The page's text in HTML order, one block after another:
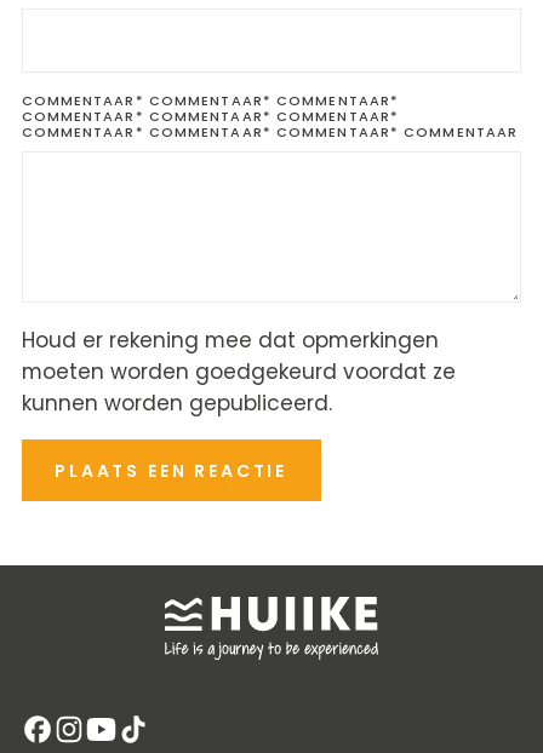
COMMENTAAR* COMMENTAAR* COMMENTAAR*
COMMENTAAR* COMMENTAAR* COMMENTAAR*
COMMENTAAR* COMMENTAAR* COMMENTAAR* COMMENTAAR
Houd er rekening mee dat opmerkingen
moeten worden goedgekeurd voordat ze
kunnen worden gepubliceerd.
PLAATS EEN REACTIE